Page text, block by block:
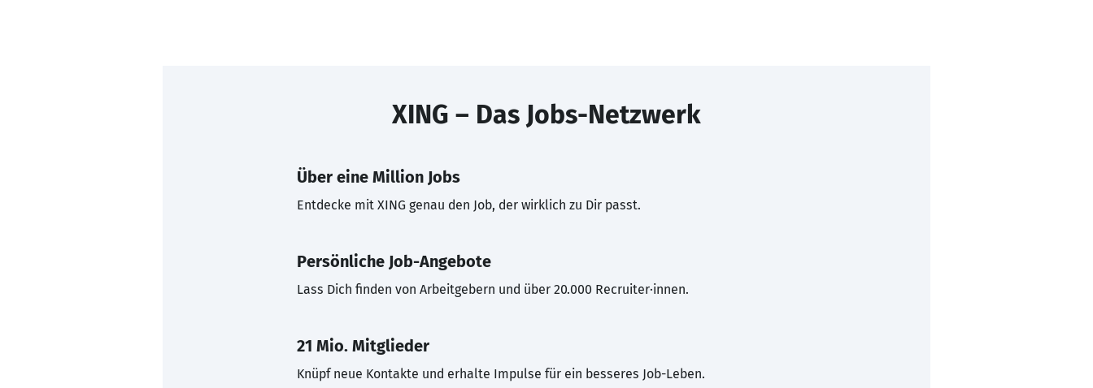
XING – Das Jobs-Netzwerk
Über eine Million Jobs
Entdecke mit XING genau den Job, der wirklich zu Dir passt.
Persönliche Job-Angebote
Lass Dich finden von Arbeitgebern und über 20.000 Recruiter·innen.
21 Mio. Mitglieder
Knüpf neue Kontakte und erhalte Impulse für ein besseres Job-Leben.